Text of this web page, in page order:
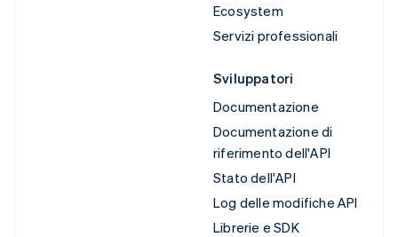
Ecosystem
Servizi professionali
Sviluppatori
Documentazione
Documentazione di
riferimento dell'API
Stato dell'API
Log delle modifiche API
Librerie e SDK